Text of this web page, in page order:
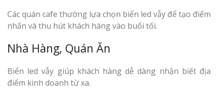
Các quán cafe thường lựa chọn biển led vẫy để tạo điểm
nhấn và thu hút khách hàng vào buổi tối.
Nhà Hàng, Quán Ăn
Biển led vẫy giúp khách hàng dễ dàng nhận biết địa
điểm kinh doanh từ xa.